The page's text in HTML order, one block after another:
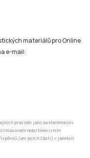
materiálů pro Online
e-mail:
pravidel jako na kterémkoliv
nebo televizním
(ani jejich částí) v jakékoli